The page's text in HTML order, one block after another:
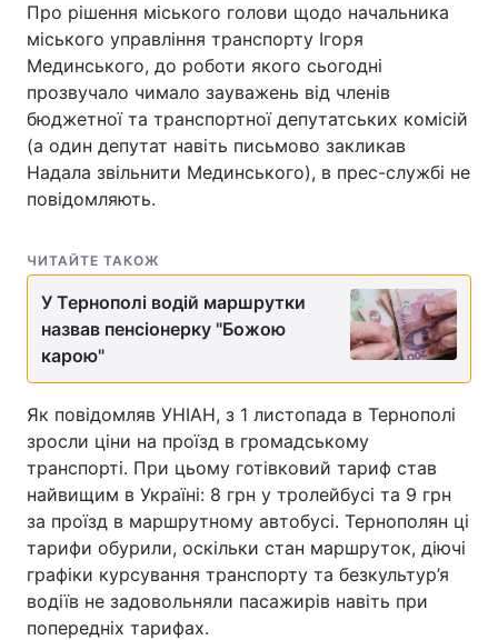
Про рішення міського голови щодо начальника
міського управління транспорту Ігоря
Мединського, до роботи якого сьогодні
прозвучало чимало зауважень від членів
бюджетної та транспортної депутатських комісій
(а один депутат навіть письмово закликав
Надала звільнити Мединського), в прес-службі не
повідомляють.
ЧИТАЙТЕ ТАКОЖ
У Тернополі водій маршрутки
назвав пенсіонерку "Божою
карою"
Як повідомляв УНІАН, з 1 листопада в Тернополі
зросли ціни на проїзд в громадському
транспорті. При цьому готівковий тариф став
найвищим в Україні: 8 грн у тролейбусі та 9 грн
за проїзд в маршрутному автобусі. Тернополян ці
тарифи обурили, оскільки стан маршруток, діючі
графіки курсування транспорту та безкультур’я
водіїв не задовольняли пасажирів навіть при
попередніх тарифах.